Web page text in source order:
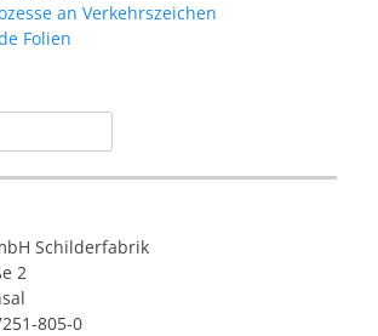
an Verkehrszeichen
Folien
Schilderfabrik
2
805-0